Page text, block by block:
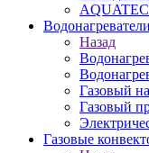
Водонагреватели
Назад
Газовый
Газовый
Газовые